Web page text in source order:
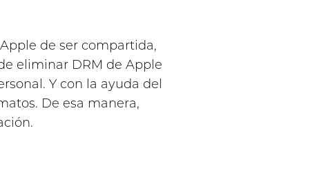
de ser compartida,
eliminar DRM de Apple
Y con la ayuda del
De esa manera,